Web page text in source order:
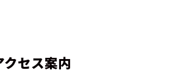
セス案内